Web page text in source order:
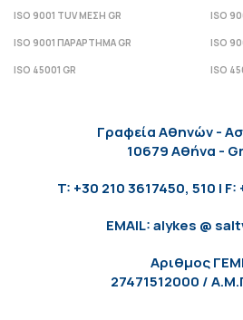
ISO 9001 TUV ΜΕΣΗ GR ISO
ISO 9001 ΠΑΡΑΡΤΗΜΑ GR ISO
ISO 45001 GR ISO
Γραφεία Αθηνών -
10679 Αθήνα -
T: +30 210 3617450, 510 | F:
EMAIL: alykes @
Αριθμος
27471512000 /